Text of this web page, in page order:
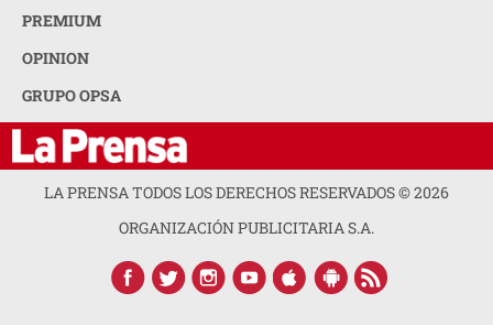
PREMIUM
OPINION
GRUPO OPSA
LA PRENSA TODOS LOS DERECHOS RESERVADOS ©2026
ORGANIZACIÓN PUBLICITARIA S.A.